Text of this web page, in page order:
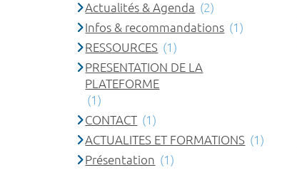
Actualités & Agenda (2)
Infos & recommandations (1)
RESSOURCES (1)
PRESENTATION DE LA
PLATEFORME
(1)
CONTACT (1)
ACTUALITES ET FORMATIONS (1)
Présentation (1)